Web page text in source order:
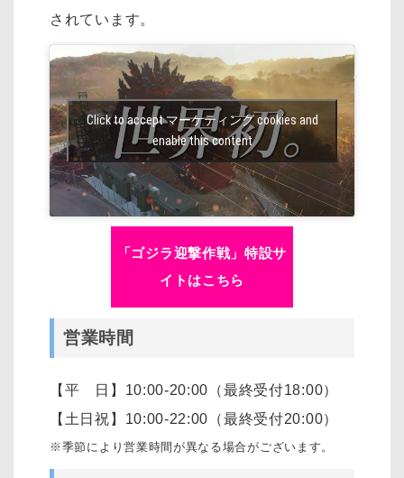
されています。
Click to accept マーケティング cookies and
enable this content
「ゴジラ迎撃作戦」特設サ
イトはこちら
営業時間
【平 日】10:00-20:00（最終受付18:00）
【土日祝】10:00-22:00（最終受付20:00）
※季節により営業時間が異なる場合がございます。